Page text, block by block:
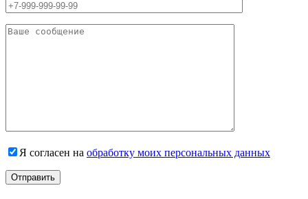
Я согласен на обработку моих персональных данных